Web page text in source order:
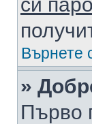
Върнете
»
Първо